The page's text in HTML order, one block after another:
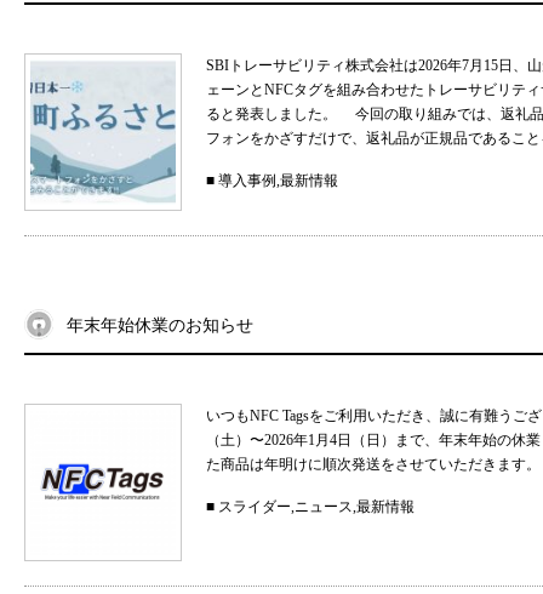
SBIトレーサビリティ株式会社は2026年7月15日、
ェーンとNFCタグを組み合わせたトレーサビリテ
ると発表しました。 今回の取り組みでは、返礼
フォンをかざすだけで、返礼品が正規品であるこ
■ 導入事例,最新情報
年末年始休業のお知らせ
いつもNFC Tagsをご利用いただき、誠に有難う
（土）〜2026年1月4日（日）まで、年末年始の
た商品は年明けに順次発送をさせていただきます
■ スライダー,ニュース,最新情報